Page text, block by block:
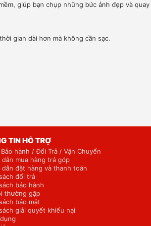
giúp bạn chụp những bức ảnh đẹp và
gian dài hơn mà không cần sạc.
TIN HỖ TRỢ
hành / Đổi Trả / Vận Chuyển
dẫn mua hàng trả góp
dẫn đặt hàng và thanh toán
đổi trả
bảo hành
thường gặp
bảo mật
giải quyết khiếu nại